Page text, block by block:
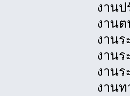
งาน
งาน
งาน
งาน
งานร
งานท